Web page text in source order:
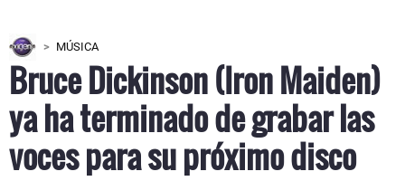
MÚSICA
Bruce Dickinson (Iron Maiden)
ya ha terminado de grabar las
voces para su próximo disco